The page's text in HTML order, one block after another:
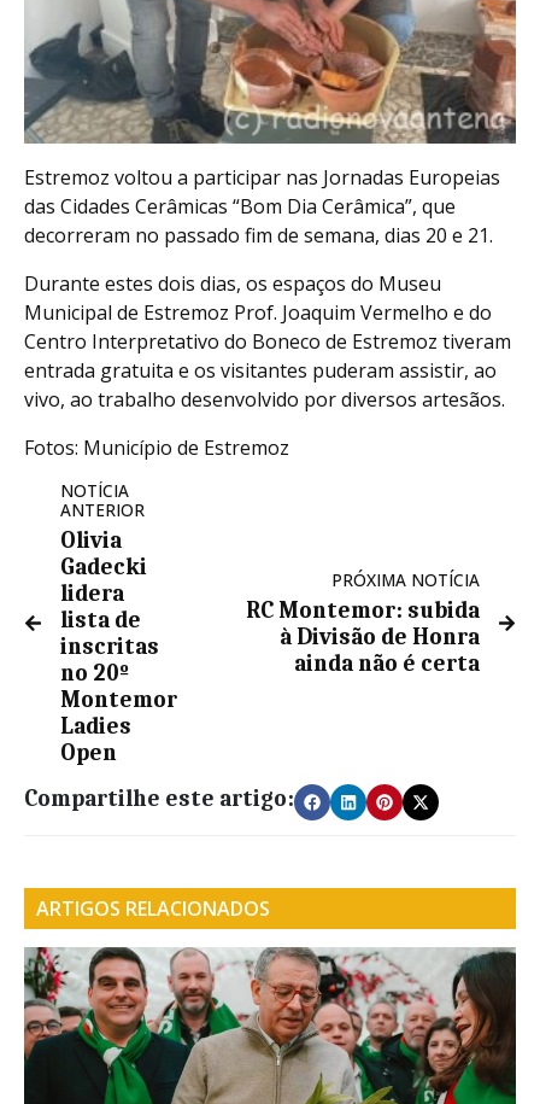
Estremoz voltou a participar nas Jornadas Europeias
das Cidades Cerâmicas “Bom Dia Cerâmica”, que
decorreram no passado fim de semana, dias 20 e 21.
Durante estes dois dias, os espaços do Museu
Municipal de Estremoz Prof. Joaquim Vermelho e do
Centro Interpretativo do Boneco de Estremoz tiveram
entrada gratuita e os visitantes puderam assistir, ao
vivo, ao trabalho desenvolvido por diversos artesãos.
Fotos: Município de Estremoz
NOTÍCIA
ANTERIOR
Olivia
Gadecki
lidera
lista de
inscritas
no 20º
Montemor
Ladies
Open
PRÓXIMA NOTÍCIA
RC Montemor: subida
à Divisão de Honra
ainda não é certa
Compartilhe este artigo:
ARTIGOS RELACIONADOS